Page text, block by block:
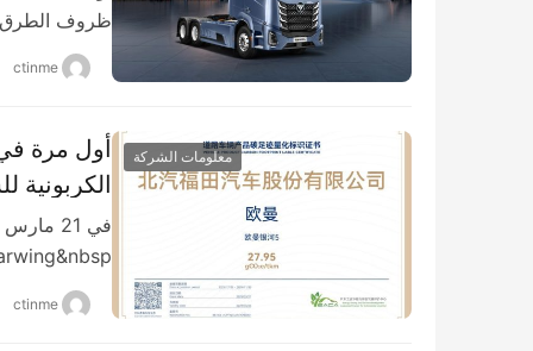
ظروف الطرق
ctinme
معلومات الشركة
الكربونية
الكربون
ctinme